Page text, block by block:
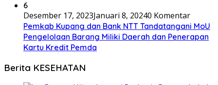
6
Desember 17, 2023Januari 8, 20240 Komentar
Pemkab Kupang dan Bank NTT Tandatangani MoU
Pengelolaan Barang Miliki Daerah dan Penerapan
Kartu Kredit Pemda
Berita KESEHATAN